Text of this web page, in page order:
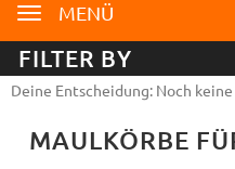
MENÜ
FILTER BY
Deine Entscheidung: Noch
MAULKÖRBE